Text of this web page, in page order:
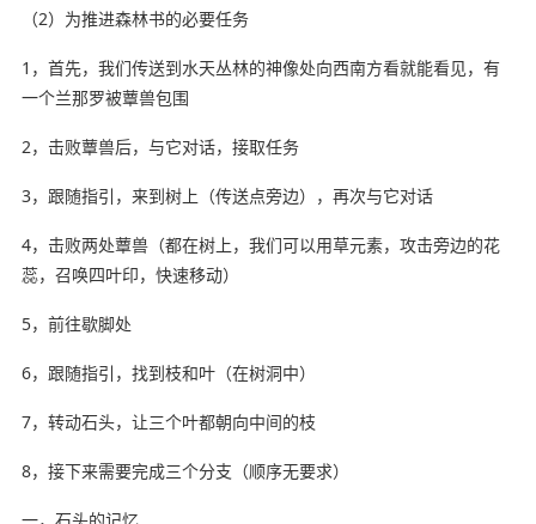
（2）为推进森林书的必要任务
1，首先，我们传送到水天丛林的神像处向西南方看就能看见，有
一个兰那罗被蕈兽包围
2，击败蕈兽后，与它对话，接取任务
3，跟随指引，来到树上（传送点旁边），再次与它对话
4，击败两处蕈兽（都在树上，我们可以用草元素，攻击旁边的花
蕊，召唤四叶印，快速移动）
5，前往歇脚处
6，跟随指引，找到枝和叶（在树洞中）
7，转动石头，让三个叶都朝向中间的枝
8，接下来需要完成三个分支（顺序无要求）